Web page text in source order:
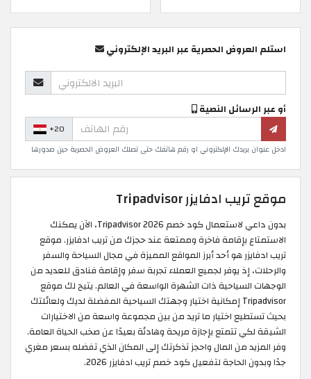
استلم العروض الحصرية عبر البريد الإلكتروني
أو عبر الرسائل النصية
+20
ادخل عنوان بريدك الإلكتروني او رقم هاتفك حتى تصلك العروض الحصرية حين صدورها
موقع تريب ادفايزر Tripadvisor
بدون داعي لاستعمال كود خصم Tripadvisor 2026، الآن يمكنك
الاستمتاع بإقامة فاخرة وممتعة عند حجزك من تريب ادفايزر. موقع
تريب ادفايزر هو أحد أبرز المواقع المميزة في مجال السياحة والسفر
والرحلات، إذ يوفر لجميع العملاء تجربة سفر وإقامة فنادق للعديد من
الوجهات السياحية ذات الشهرة الواسعة في العالم. يتيح لك موقع
Tripadvisor إمكانية اختيار وجهتك السياحية المفضلة لديك ولعائلتك
بحيث تستطيع اختيار ما تريد من بين مجموعة واسعة من الاختيارات
الشيقة لكي تتمتع بإجازة مريحة وهادئة بعيدًا عن صخب الحياة العامة.
وفر المزيد من المال واحجز تذكرتك إلى المكان الذي تفضله بسعر مغري
جدًا وبدون الحاجة لتفعيل كود خصم تريب ادفايزر 2026.